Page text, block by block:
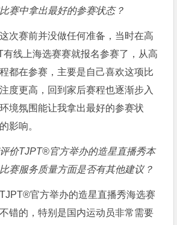
赛中拿出最好的参赛状态？
次赛前并没做任何准备，当时在高
线上海选赛赛就报名参赛了，从高
都在参赛，主要是自己喜欢这项比
度更高，回到家后赛程也逐渐步入
境氛围能让我拿出最好的参赛状
影响。
价TJPT®官方举办的造星直播秀本
赛服务质量方面是否有其他建议？
官方举办的造星直播秀海选赛
错的，特别是国内运动员非常需要